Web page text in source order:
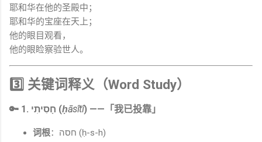
耶和华在他的圣殿中；
耶和华的宝座在天上；
他的眼目观看，
他的眼睑察验世人。
3️⃣ 关键词释义（Word Study）
🔑 1. חָסִיתִי (ḥāsîtî) ——「我已投靠」
词根 ：חסה (ḥ-s-h)